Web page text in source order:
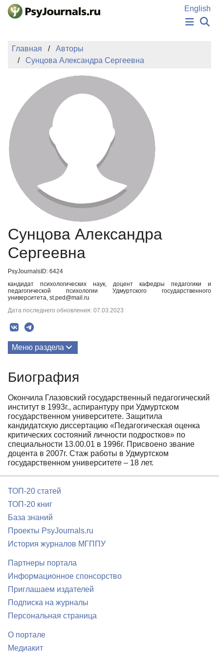
Перейти к основному содержанию
English
ИЗДАНИЯ
АВТОРЫ
ПОДАТЬ РУКОПИСЬ
БАЗА ЗНАНИЙ
КЛЮЧЕВЫЕ СЛОВА
Регистрация
Главная
Авторы
Сунцова Александра Сергеевна
Сунцова Александра
Сергеевна
PsyJournalsID: 6424
кандидат психологических наук, доцент кафедры педагогики и
педагогической психологии Удмуртского государственного
университета, st.ped@mail.ru
Дата последнего обновления: 07.03.2023
Меню раздела
Биография
Биография
Окончила Глазовский государственный педагогический
институт в 1993г., аспирантуру при Удмуртском
государственном университете. Защитила
кандидатскую диссертацию «Педагогическая оценка
критических состояний личности подростков» по
специальности 13.00.01 в 1996г. Присвоено звание
доцента в 2007г. Стаж работы в Удмуртском
государственном университете – 18 лет.
ТОП-20 статей
ТОП-20 книг
База знаний
Проекты PsyJournals.ru
История журналов МГППУ
Партнеры портала
Информационное спонсорство
Приглашаем издателей
Подписка на журналы
Персональная страница
О портале
Медиакит